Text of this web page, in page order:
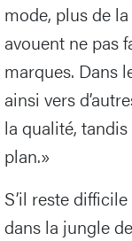
mode, plus de
avouent ne pas
marques. Dans
ainsi vers
la qualité, tandis
plan.»
S’il reste
dans la jungle